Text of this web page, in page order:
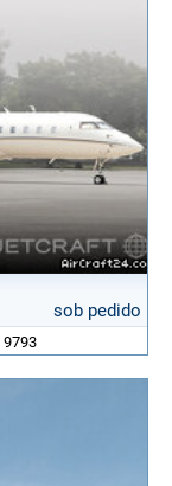
sob pedido
9793